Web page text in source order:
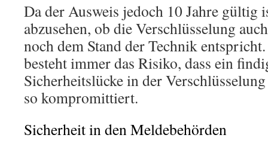
Da der Ausweis jedoch 10 Jahre gültig
abzusehen, ob die Verschlüsselung
noch dem Stand der Technik
besteht immer das Risiko, dass ein
Sicherheitslücke in der
so kompromittiert.
Sicherheit in den Meldebehörden